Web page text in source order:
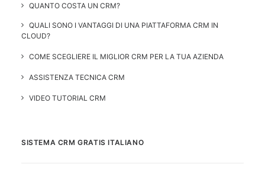
QUANTO COSTA UN CRM?
QUALI SONO I VANTAGGI DI UNA PIATTAFORMA CRM IN
CLOUD?
COME SCEGLIERE IL MIGLIOR CRM PER LA TUA AZIENDA
ASSISTENZA TECNICA CRM
VIDEO TUTORIAL CRM
SISTEMA CRM GRATIS ITALIANO